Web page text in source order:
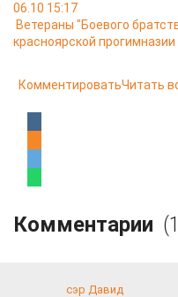
06.10 15:17
Ветераны "Боевого
красноярской
КомментироватьЧитать
Комментарии
сэр Давид